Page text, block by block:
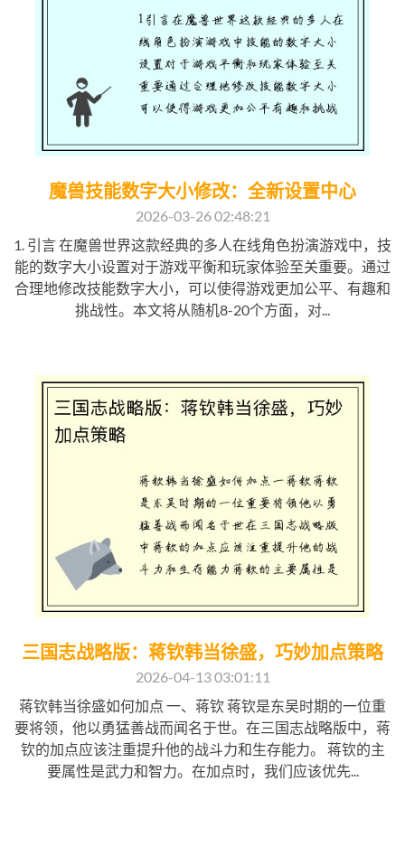
魔兽技能数字大小修改：全新设置中心
2026-03-26 02:48:21
1. 引言 在魔兽世界这款经典的多人在线角色扮演游戏中，技
能的数字大小设置对于游戏平衡和玩家体验至关重要。通过
合理地修改技能数字大小，可以使得游戏更加公平、有趣和
挑战性。本文将从随机8-20个方面，对...
三国志战略版：蒋钦韩当徐盛，巧妙加点策略
2026-04-13 03:01:11
蒋钦韩当徐盛如何加点 一、蒋钦 蒋钦是东吴时期的一位重
要将领，他以勇猛善战而闻名于世。在三国志战略版中，蒋
钦的加点应该注重提升他的战斗力和生存能力。 蒋钦的主
要属性是武力和智力。在加点时，我们应该优先...